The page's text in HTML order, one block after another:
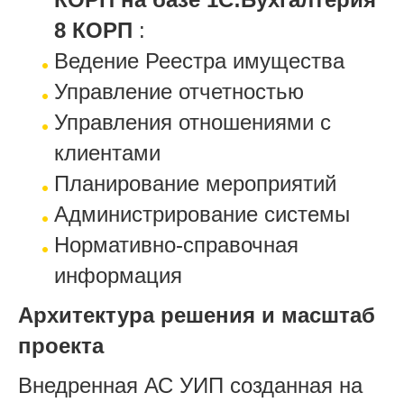
8 КОРП :
Ведение Реестра имущества
Управление отчетностью
Управления отношениями с
клиентами
Планирование мероприятий
Администрирование системы
Нормативно-справочная
информация
Архитектура решения и масштаб
проекта
Внедренная АС УИП созданная на